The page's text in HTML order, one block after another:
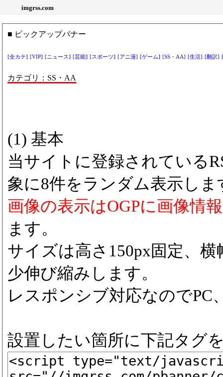
imgrss.com
■ ピックアップバナー
[全カテ] [VIP] [ニュース] [芸能] [スポーツ] [アニ漫] [ゲーム] [SS・AA] [生活] [翻訳]
カテゴリ：SS・AA
(1) 基本
当サイトに登録されている
象に8件をランダム表示しま
画像の表示はOGPに画像情
ます。
サイズは高さ150px固定、
少伸び縮みします。
レスポンシブ対応なので
設置したい箇所に下記タグ